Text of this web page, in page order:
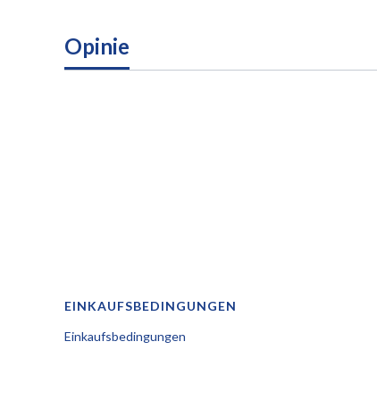
Opinie
Fußzeilenmenü
EINKAUFSBEDINGUNGEN
Einkaufsbedingungen